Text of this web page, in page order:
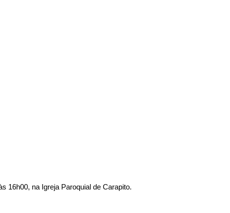
16h00, na Igreja Paroquial de Carapito.